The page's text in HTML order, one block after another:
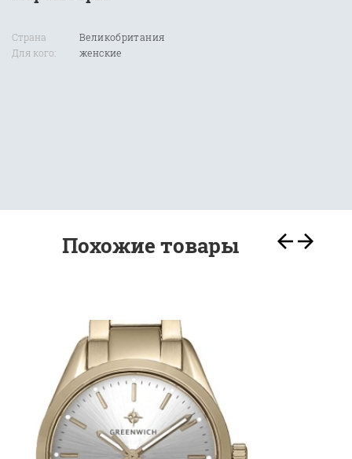
Страна
Для кого:
Великобритания
женские
Похожие товары